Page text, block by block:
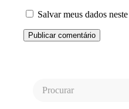
Salvar meus dados